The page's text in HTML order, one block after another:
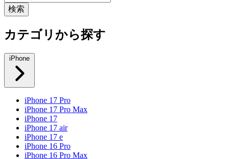
カテゴリから探す
iPhone
iPhone 17 Pro
iPhone 17 Pro Max
iPhone 17
iPhone 17 air
iPhone 17 e
iPhone 16 Pro
iPhone 16 Pro Max